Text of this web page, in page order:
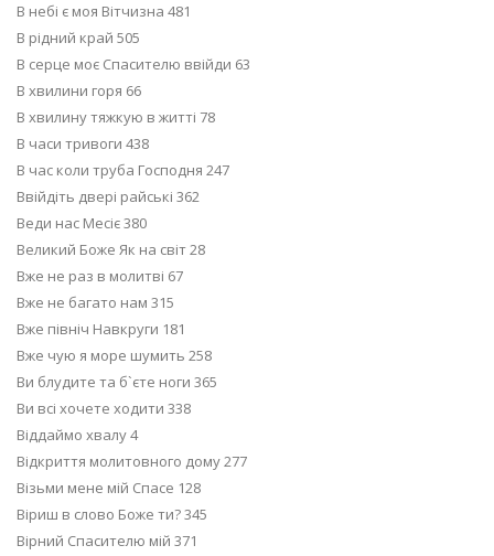
В небі є моя Вітчизна 481
В рідний край 505
В серце моє Спасителю ввійди 63
В хвилини горя 66
В хвилину тяжкую в житті 78
В часи тривоги 438
В час коли труба Господня 247
Ввійдіть двері райські 362
Веди нас Месіє 380
Великий Боже Як на світ 28
Вже не раз в молитві 67
Вже не багато нам 315
Вже північ Навкруги 181
Вже чую я море шумить 258
Ви блудите та б`єте ноги 365
Ви всі хочете ходити 338
Віддаймо хвалу 4
Відкриття молитовного дому 277
Візьми мене мій Спасе 128
Віриш в слово Боже ти? 345
Вірний Спасителю мій 371